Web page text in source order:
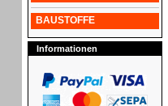
BAUSTOFFE
Informationen